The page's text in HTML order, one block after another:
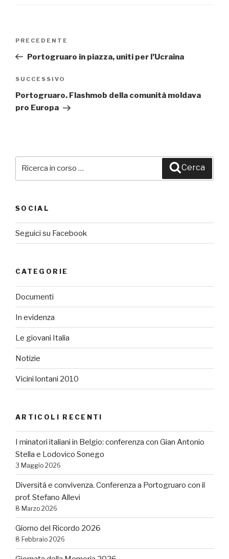
Articolo
precedente:
PRECEDENTE
Portogruaro in piazza, uniti per l’Ucraina
Articolo
successivo
SUCCESSIVO
Portogruaro. Flashmob della comunità moldava
pro Europa
Cerca
SOCIAL
Seguici su Facebook
CATEGORIE
Documenti
In evidenza
Le giovani Italia
Notizie
Vicini lontani 2010
ARTICOLI RECENTI
I minatori italiani in Belgio: conferenza con Gian Antonio
Stella e Lodovico Sonego
3 Maggio 2026
Diversità e convivenza. Conferenza a Portogruaro con il
prof. Stefano Allevi
8 Marzo 2026
Giorno del Ricordo 2026
8 Febbraio 2026